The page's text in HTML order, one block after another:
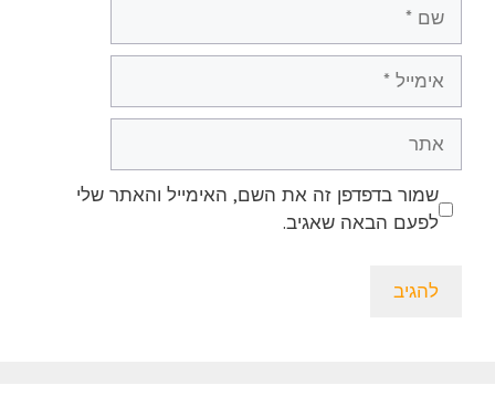
שמור בדפדפן זה את השם, האימייל והאתר שלי
לפעם הבאה שאגיב.